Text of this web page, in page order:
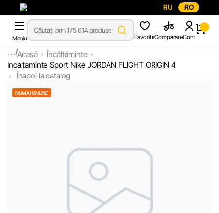
RU RO
Meniu FavoriteComparareCont
...Acasă
Încălțăminte
Incaltaminte Sport Nike JORDAN FLIGHT ORIGIN 4
Înapoi la catalog
NUMAI ONLINE